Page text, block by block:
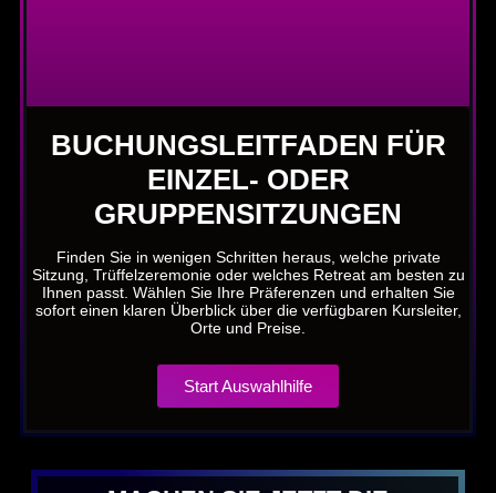
BUCHUNGSLEITFADEN FÜR
EINZEL- ODER
GRUPPENSITZUNGEN
Finden Sie in wenigen Schritten heraus, welche private
Sitzung, Trüffelzeremonie oder welches Retreat am besten zu
Ihnen passt. Wählen Sie Ihre Präferenzen und erhalten Sie
sofort einen klaren Überblick über die verfügbaren Kursleiter,
Orte und Preise.
Start Auswahlhilfe